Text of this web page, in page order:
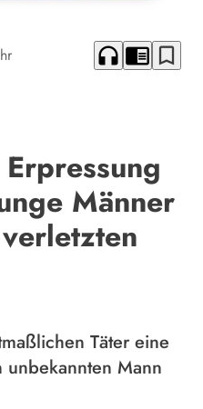
headphones chrome_reader_mode bookmark_border
Männer
Täter eine
unbekannten Mann